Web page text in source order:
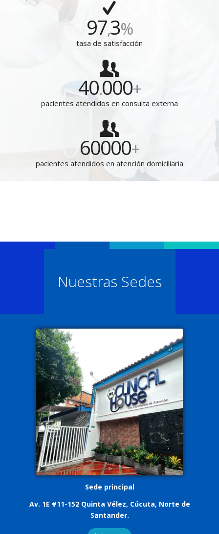
97,3%
tasa de satisfacción
40.000+
pacientes atendidos en consulta externa
60000+
pacientes atendidos en atención domiciliaria
Nuestras Sedes
Sede principal
Av. 1E #11-152 Quinta Vélez, Cúcuta, Norte de
Santander.